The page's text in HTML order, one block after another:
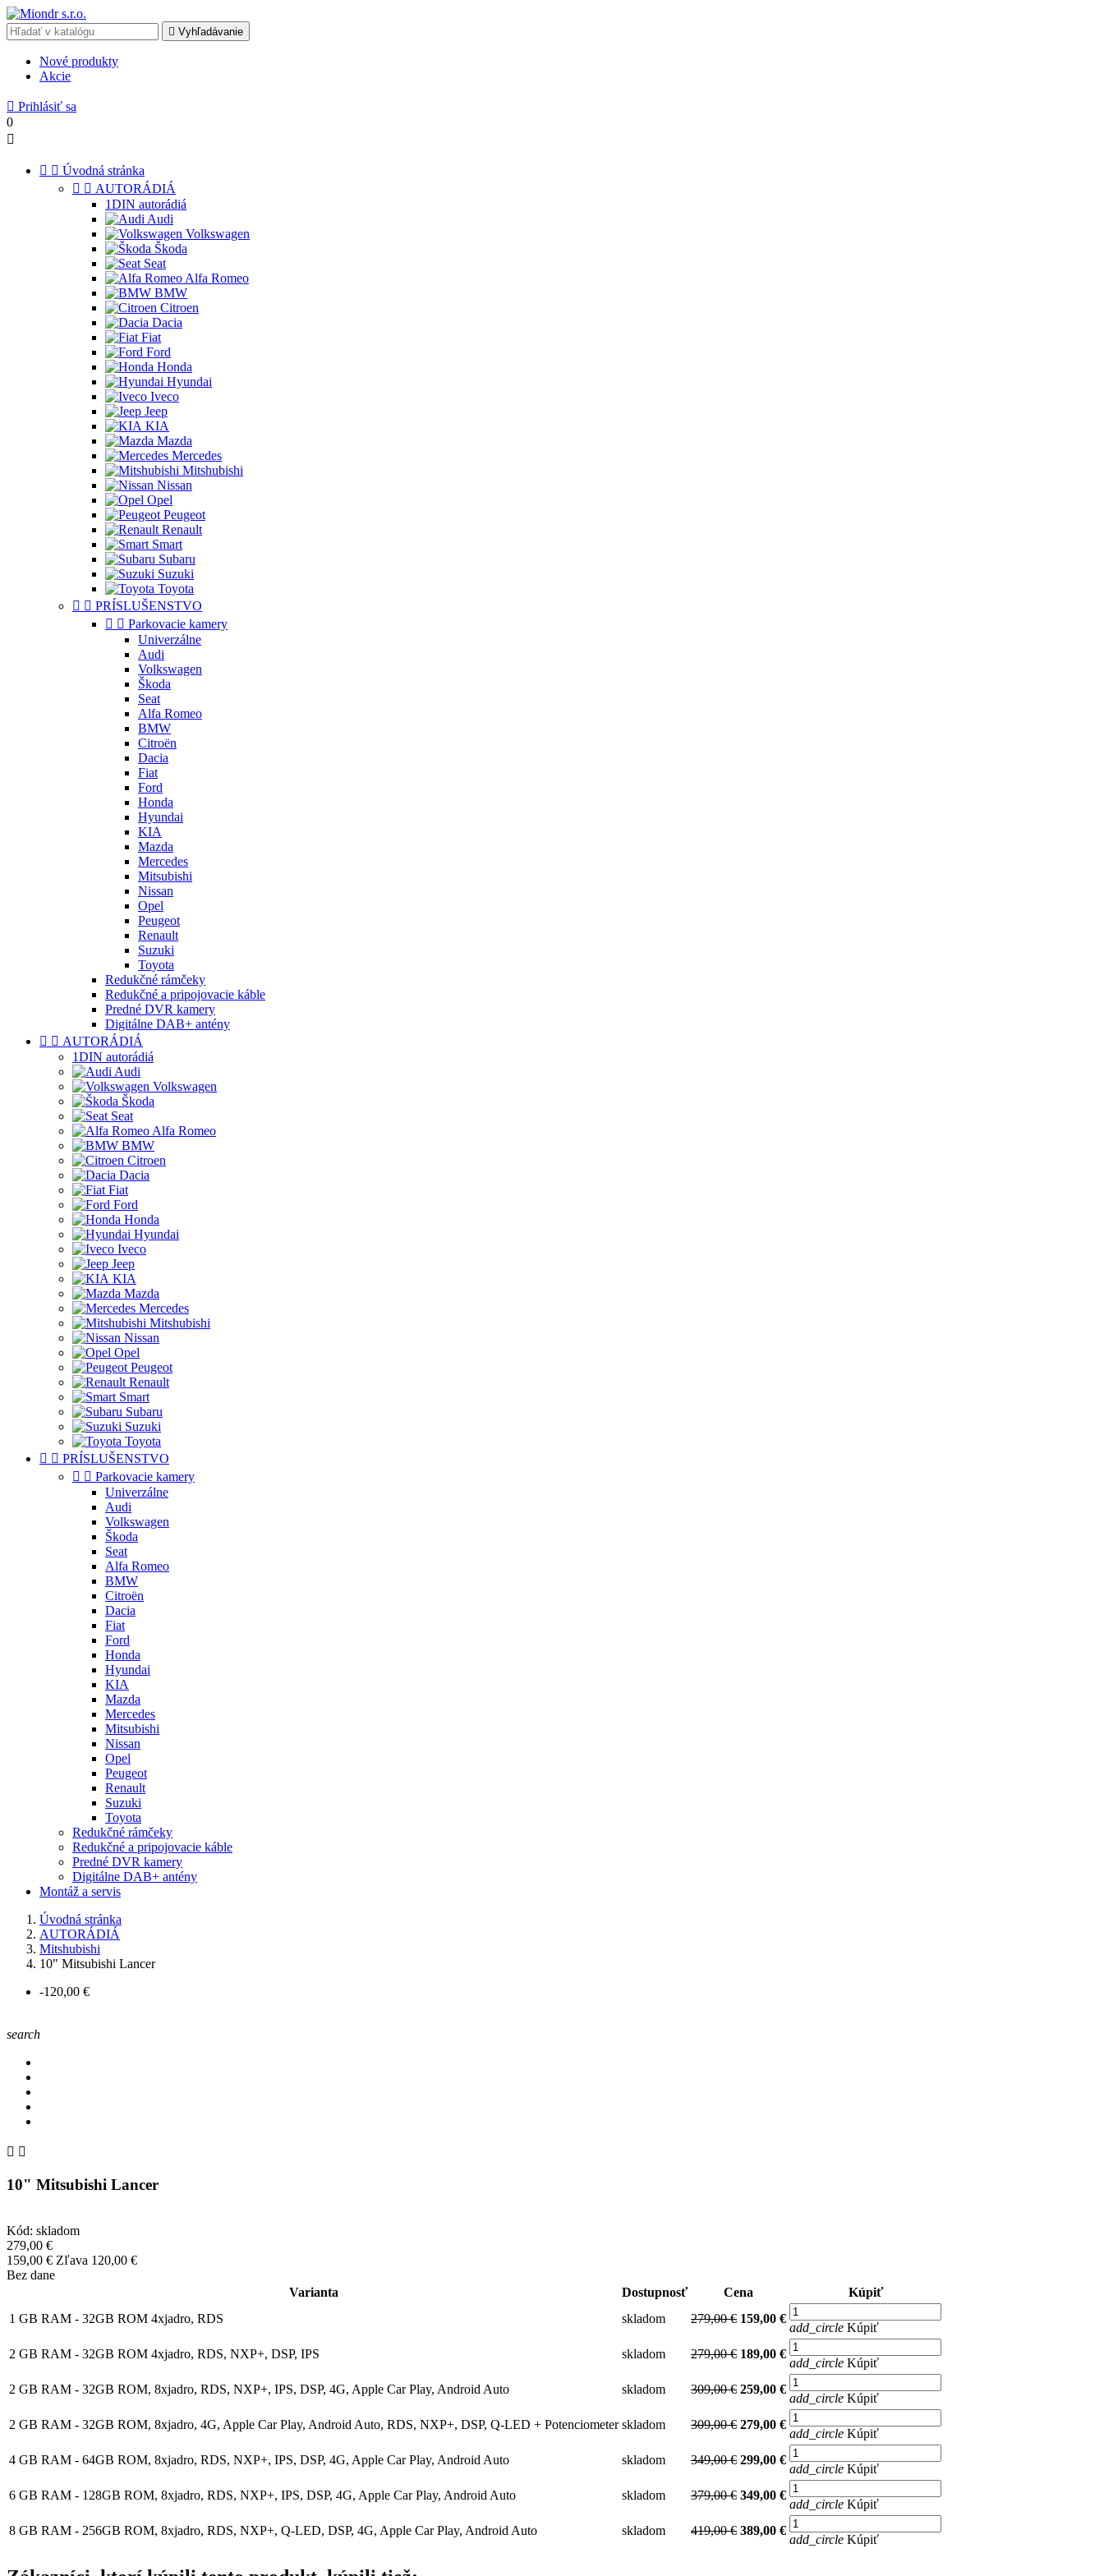
 Vyhľadávanie
Nové produkty
Akcie
 Prihlásiť sa
0

  Úvodná stránka
  AUTORÁDIÁ
1DIN autorádiá
Audi
Volkswagen
Škoda
Seat
Alfa Romeo
BMW
Citroen
Dacia
Fiat
Ford
Honda
Hyundai
Iveco
Jeep
KIA
Mazda
Mercedes
Mitshubishi
Nissan
Opel
Peugeot
Renault
Smart
Subaru
Suzuki
Toyota
  PRÍSLUŠENSTVO
  Parkovacie kamery
Univerzálne
Audi
Volkswagen
Škoda
Seat
Alfa Romeo
BMW
Citroën
Dacia
Fiat
Ford
Honda
Hyundai
KIA
Mazda
Mercedes
Mitsubishi
Nissan
Opel
Peugeot
Renault
Suzuki
Toyota
Redukčné rámčeky
Redukčné a pripojovacie káble
Predné DVR kamery
Digitálne DAB+ antény
  AUTORÁDIÁ
1DIN autorádiá
Audi
Volkswagen
Škoda
Seat
Alfa Romeo
BMW
Citroen
Dacia
Fiat
Ford
Honda
Hyundai
Iveco
Jeep
KIA
Mazda
Mercedes
Mitshubishi
Nissan
Opel
Peugeot
Renault
Smart
Subaru
Suzuki
Toyota
  PRÍSLUŠENSTVO
  Parkovacie kamery
Univerzálne
Audi
Volkswagen
Škoda
Seat
Alfa Romeo
BMW
Citroën
Dacia
Fiat
Ford
Honda
Hyundai
KIA
Mazda
Mercedes
Mitsubishi
Nissan
Opel
Peugeot
Renault
Suzuki
Toyota
Redukčné rámčeky
Redukčné a pripojovacie káble
Predné DVR kamery
Digitálne DAB+ antény
Montáž a servis
Úvodná stránka
AUTORÁDIÁ
Mitshubishi
10" Mitsubishi Lancer
-120,00 €
search
 
10" Mitsubishi Lancer
Kód: skladom
279,00 €
159,00 € Zľava 120,00 €
Bez dane
Varianta
Dostupnosť Cena
Kúpiť
1 GB RAM - 32GB ROM 4xjadro, RDS
skladom 279,00 € 159,00 €
add_circle Kúpiť
2 GB RAM - 32GB ROM 4xjadro, RDS, NXP+, DSP, IPS
skladom 279,00 € 189,00 €
add_circle Kúpiť
2 GB RAM - 32GB ROM, 8xjadro, RDS, NXP+, IPS, DSP, 4G, Apple Car Play, Android Auto
skladom 309,00 € 259,00 €
add_circle Kúpiť
2 GB RAM - 32GB ROM, 8xjadro, 4G, Apple Car Play, Android Auto, RDS, NXP+, DSP, Q-LED + Potenciometer skladom 309,00 € 279,00 €
add_circle Kúpiť
4 GB RAM - 64GB ROM, 8xjadro, RDS, NXP+, IPS, DSP, 4G, Apple Car Play, Android Auto
skladom 349,00 € 299,00 €
add_circle Kúpiť
6 GB RAM - 128GB ROM, 8xjadro, RDS, NXP+, IPS, DSP, 4G, Apple Car Play, Android Auto
skladom 379,00 € 349,00 €
add_circle Kúpiť
8 GB RAM - 256GB ROM, 8xjadro, RDS, NXP+, Q-LED, DSP, 4G, Apple Car Play, Android Auto
skladom 419,00 € 389,00 €
add_circle Kúpiť